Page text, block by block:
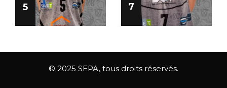
5 7
© 2025 SEPA, tous droits réservés.